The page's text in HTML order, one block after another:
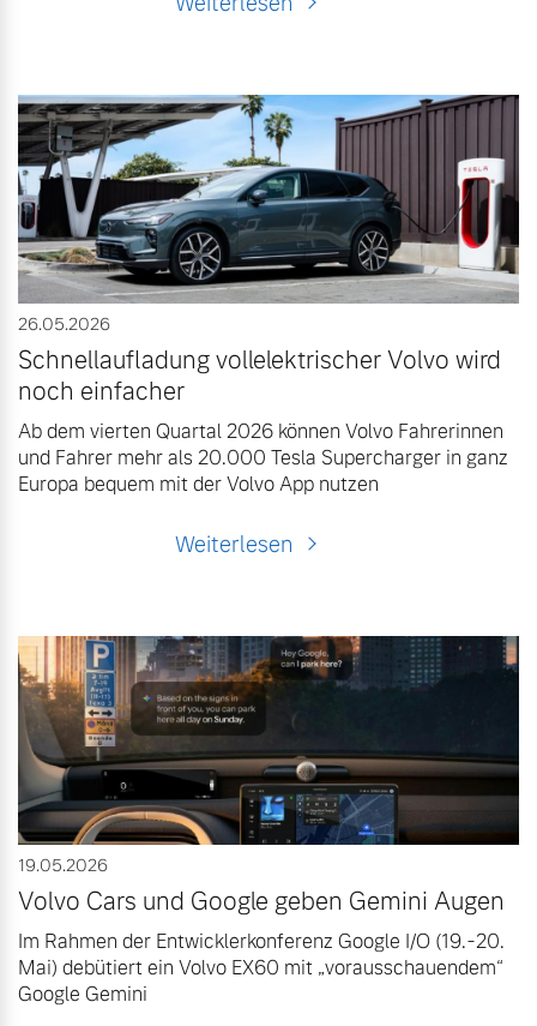
26.05.2026
Schnellaufladung vollelektrischer Volvo wird
noch einfacher
Ab dem vierten Quartal 2026 können Volvo Fahrerinnen
und Fahrer mehr als 20.000 Tesla Supercharger in ganz
Europa bequem mit der Volvo App nutzen
Weiterlesen
19.05.2026
Volvo Cars und Google geben Gemini Augen
Im Rahmen der Entwicklerkonferenz Google I/O (19.-20.
Mai) debütiert ein Volvo EX60 mit „vorausschauendem“
Google Gemini